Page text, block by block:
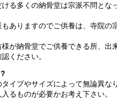
る多くの納骨堂は宗派不問とな
ありますのでご供養は、寺院の
が納骨堂でご供養できる所、出
ください。
イプやサイズによって無論異な
るものが必要かお考え下さい。